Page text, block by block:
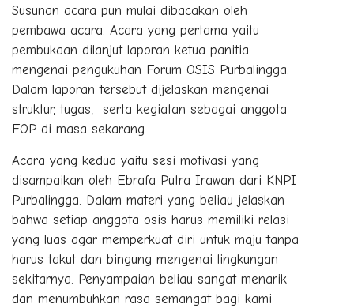
Susunan acara pun mulai dibacakan oleh
pembawa acara. Acara yang pertama yaitu
pembukaan dilanjut laporan ketua panitia
mengenai pengukuhan Forum OSIS Purbalingga.
Dalam laporan tersebut dijelaskan mengenai
struktur, tugas, serta kegiatan sebagai anggota
FOP di masa sekarang.
Acara yang kedua yaitu sesi motivasi yang
disampaikan oleh Ebrafa Putra Irawan dari KNPI
Purbalingga. Dalam materi yang beliau jelaskan
bahwa setiap anggota osis harus memiliki relasi
yang luas agar memperkuat diri untuk maju tanpa
harus takut dan bingung mengenai lingkungan
sekitarnya. Penyampaian beliau sangat menarik
dan menumbuhkan rasa semangat bagi kami